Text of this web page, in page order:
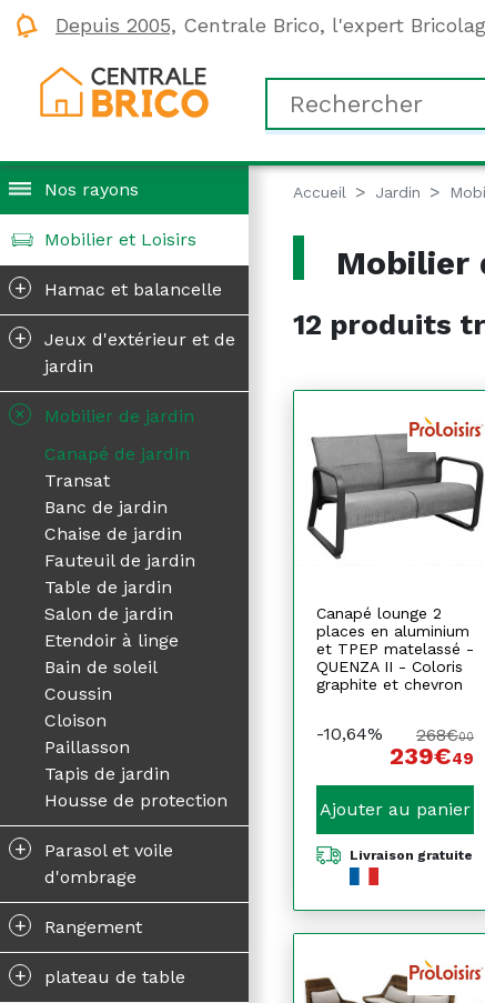
Depuis 2005, Centrale Brico, l'expert
Nos rayons
Mobilier et Loisirs
+ Hamac et balancelle
+
Jeux d'extérieur et de
jardin
+
Mobilier de jardin
Canapé de jardin
Transat
Banc de jardin
Chaise de jardin
Fauteuil de jardin
Table de jardin
Salon de jardin
Etendoir à linge
Bain de soleil
Coussin
Cloison
Paillasson
Tapis de jardin
Housse de protection
+
Parasol et voile
d'ombrage
+ Rangement
+ plateau de table
Accueil Jardin
Mobilier
12 produits
Canapé lounge 2
places en aluminium
et TPEP matelassé -
QUENZA II - Coloris
graphite et chevron
-10,64% 268€00
239€49
Ajouter au panier
Livraison gratuite